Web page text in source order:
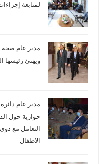
لمتابعة
مدير عام صحة
ويهنئ رئيسها
مدير عام
حوارية حول
التعامل مع
الاطفال